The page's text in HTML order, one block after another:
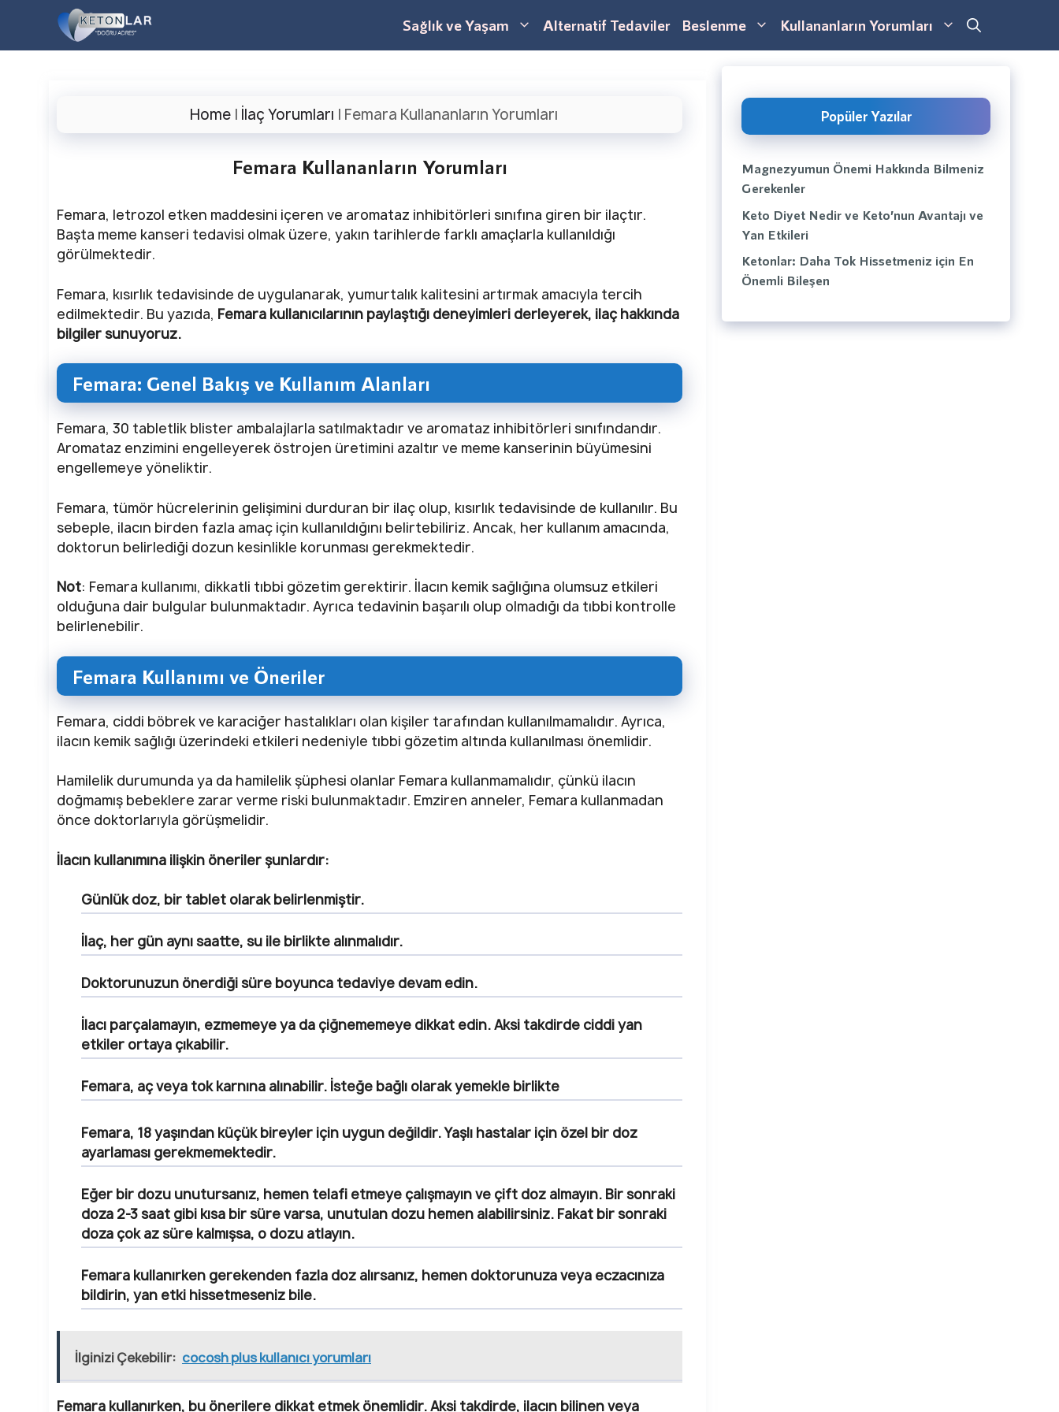
Sağlık ve Yaşam Alternatif Tedaviler Beslenme Kullananların Yorumları
Home| İlaç Yorumları | Femara Kullananların Yorumları
Femara Kullananların Yorumları
Femara, letrozol etken maddesini içeren ve aromataz inhibitörleri sınıfına giren bir ilaçtır.
Başta meme kanseri tedavisi olmak üzere, yakın tarihlerde farklı amaçlarla kullanıldığı
görülmektedir.
Femara, kısırlık tedavisinde de uygulanarak, yumurtalık kalitesini artırmak amacıyla tercih
edilmektedir. Bu yazıda, Femara kullanıcılarının paylaştığı deneyimleri derleyerek, ilaç hakkında
bilgiler sunuyoruz.
Femara: Genel Bakış ve Kullanım Alanları
Femara, 30 tabletlik blister ambalajlarla satılmaktadır ve aromataz inhibitörleri sınıfındandır.
Aromataz enzimini engelleyerek östrojen üretimini azaltır ve meme kanserinin büyümesini
engellemeye yöneliktir.
Femara, tümör hücrelerinin gelişimini durduran bir ilaç olup, kısırlık tedavisinde de kullanılır. Bu
sebeple, ilacın birden fazla amaç için kullanıldığını belirtebiliriz. Ancak, her kullanım amacında,
doktorun belirlediği dozun kesinlikle korunması gerekmektedir.
Not: Femara kullanımı, dikkatli tıbbi gözetim gerektirir. İlacın kemik sağlığına olumsuz etkileri
olduğuna dair bulgular bulunmaktadır. Ayrıca tedavinin başarılı olup olmadığı da tıbbi kontrolle
belirlenebilir.
Femara Kullanımı ve Öneriler
Femara, ciddi böbrek ve karaciğer hastalıkları olan kişiler tarafından kullanılmamalıdır. Ayrıca,
ilacın kemik sağlığı üzerindeki etkileri nedeniyle tıbbi gözetim altında kullanılması önemlidir.
Hamilelik durumunda ya da hamilelik şüphesi olanlar Femara kullanmamalıdır, çünkü ilacın
doğmamış bebeklere zarar verme riski bulunmaktadır. Emziren anneler, Femara kullanmadan
önce doktorlarıyla görüşmelidir.
İlacın kullanımına ilişkin öneriler şunlardır:
Günlük doz, bir tablet olarak belirlenmiştir.
İlaç, her gün aynı saatte, su ile birlikte alınmalıdır.
Doktorunuzun önerdiği süre boyunca tedaviye devam edin.
İlacı parçalamayın, ezmemeye ya da çiğnememeye dikkat edin. Aksi takdirde ciddi yan
etkiler ortaya çıkabilir.
Femara, aç veya tok karnına alınabilir. İsteğe bağlı olarak yemekle birlikte
Femara, 18 yaşından küçük bireyler için uygun değildir. Yaşlı hastalar için özel bir doz
ayarlaması gerekmemektedir.
Eğer bir dozu unutursanız, hemen telafi etmeye çalışmayın ve çift doz almayın. Bir sonraki
doza 2-3 saat gibi kısa bir süre varsa, unutulan dozu hemen alabilirsiniz. Fakat bir sonraki
doza çok az süre kalmışsa, o dozu atlayın.
Femara kullanırken gerekenden fazla doz alırsanız, hemen doktorunuza veya eczacınıza
bildirin, yan etki hissetmeseniz bile.
İlginizi Çekebilir: cocosh plus kullanıcı yorumları
Femara kullanırken, bu önerilere dikkat etmek önemlidir. Aksi takdirde, ilacın bilinen veya
Popüler Yazılar
Magnezyumun Önemi Hakkında Bilmeniz
Gerekenler
Keto Diyet Nedir ve Keto’nun Avantajı ve
Yan Etkileri
Ketonlar: Daha Tok Hissetmeniz için En
Önemli Bileşen